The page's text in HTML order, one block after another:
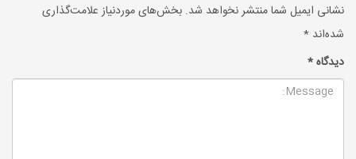
نشانی ایمیل شما منتشر نخواهد شد. بخش‌های موردنیاز علامت‌گذاری
شده‌اند *
دیدگاه*